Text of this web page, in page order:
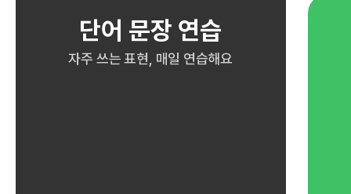
단어 문장 연습
자주 쓰는 표현, 매일 연습해요